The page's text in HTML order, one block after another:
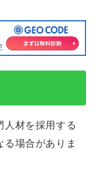
人材を採用する
場合がありま